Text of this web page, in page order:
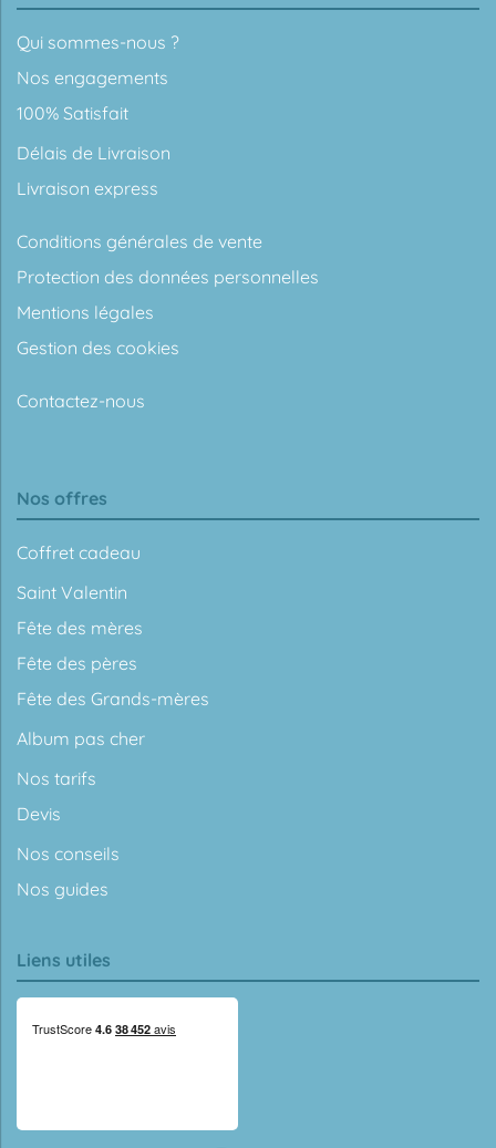
Qui sommes-nous ?
Nos engagements
100% Satisfait
Délais de Livraison
Livraison express
Conditions générales de vente
Protection des données personnelles
Mentions légales
Gestion des cookies
Contactez-nous
Nos offres
Coffret cadeau
Saint Valentin
Fête des mères
Fête des pères
Fête des Grands-mères
Album pas cher
Nos tarifs
Devis
Nos conseils
Nos guides
Liens utiles